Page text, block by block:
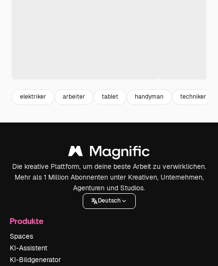
elektriker arbeiter tablet handyman techniker
Die kreative Plattform, um deine beste Arbeit zu verwirklichen.
Mehr als 1 Million Abonnenten unter Kreativen, Unternehmen,
Agenturen und Studios.
Deutsch
Produkte
Spaces
KI-Assistent
KI-Bildgenerator